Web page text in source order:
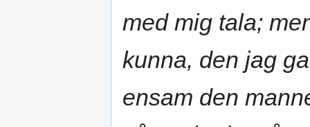
med mig tala;
kunna, den jag
ensam den